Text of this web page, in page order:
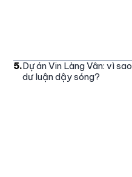
5.Dự án Vin Làng Vân: vì sao
dư luận dậy sóng?